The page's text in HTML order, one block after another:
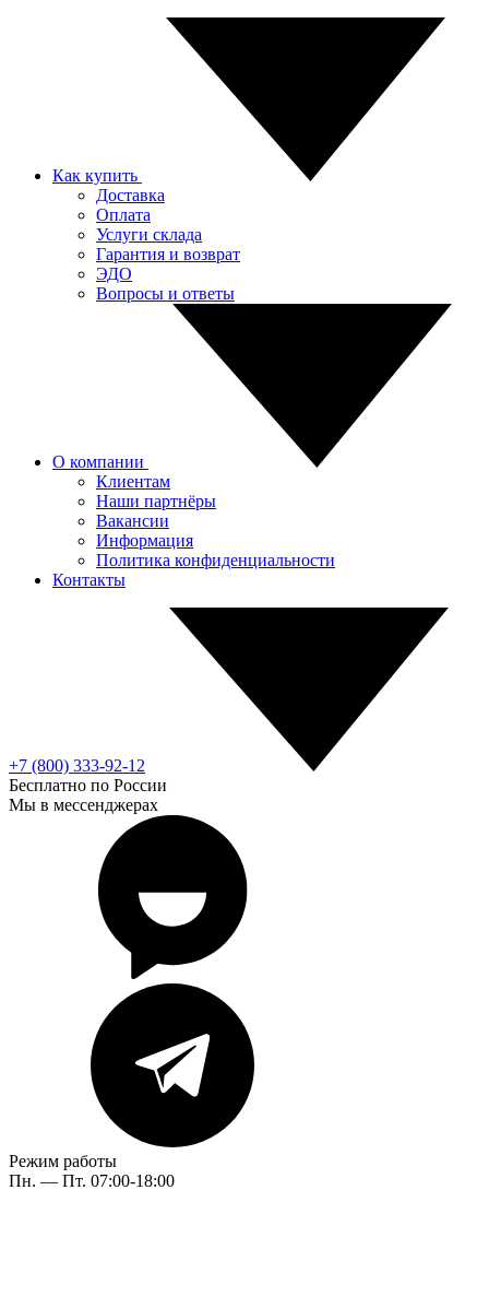
Как купить
Доставка
Оплата
Услуги склада
Гарантия и возврат
ЭДО
Вопросы и ответы
О компании
Клиентам
Наши партнёры
Вакансии
Информация
Политика конфиденциальности
Контакты
+7 (800) 333-92-12
Бесплатно по России
Мы в мессенджерах
Режим работы
Пн. — Пт. 07:00-18:00